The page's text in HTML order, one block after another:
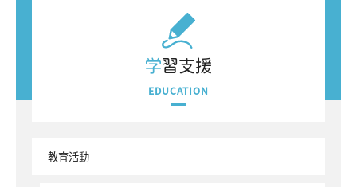
学習支援
EDUCATION
教育活動